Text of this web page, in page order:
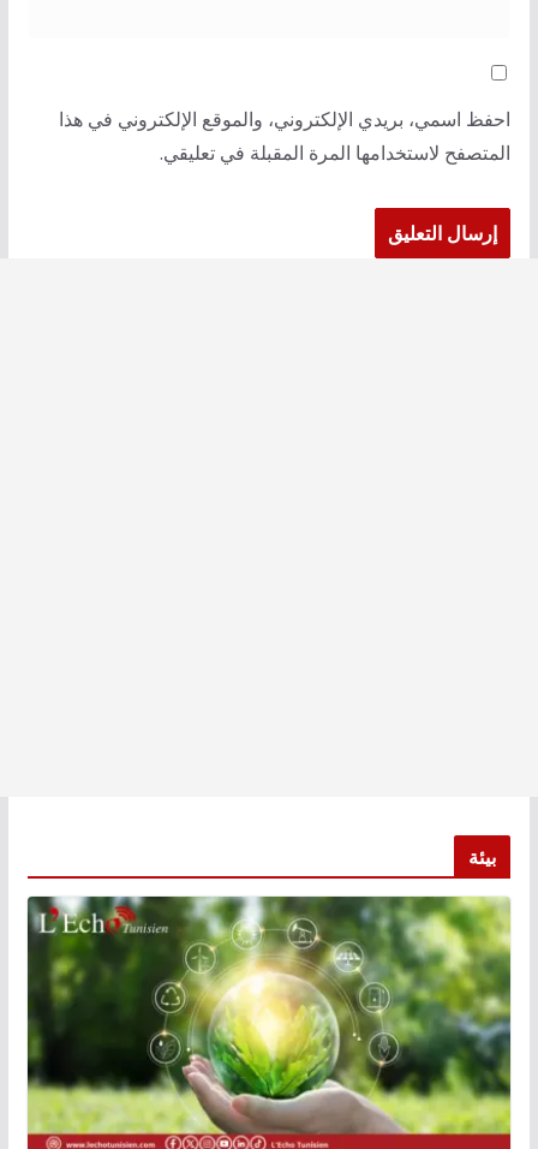
احفظ اسمي، بريدي الإلكتروني، والموقع الإلكتروني في هذا
المتصفح لاستخدامها المرة المقبلة في تعليقي.
بيئة